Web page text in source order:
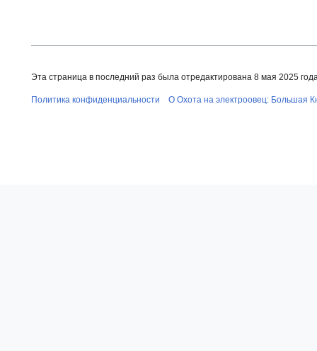
Эта страница в последний раз была отредактирована 8 мая 2025
Политика конфиденциальности О Охота на электроовец: Большая